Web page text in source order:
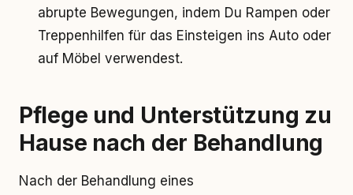
abrupte Bewegungen, indem Du Rampen oder
Treppenhilfen für das Einsteigen ins Auto oder
auf Möbel verwendest.
Pflege und Unterstützung zu
Hause nach der Behandlung
Nach der Behandlung eines